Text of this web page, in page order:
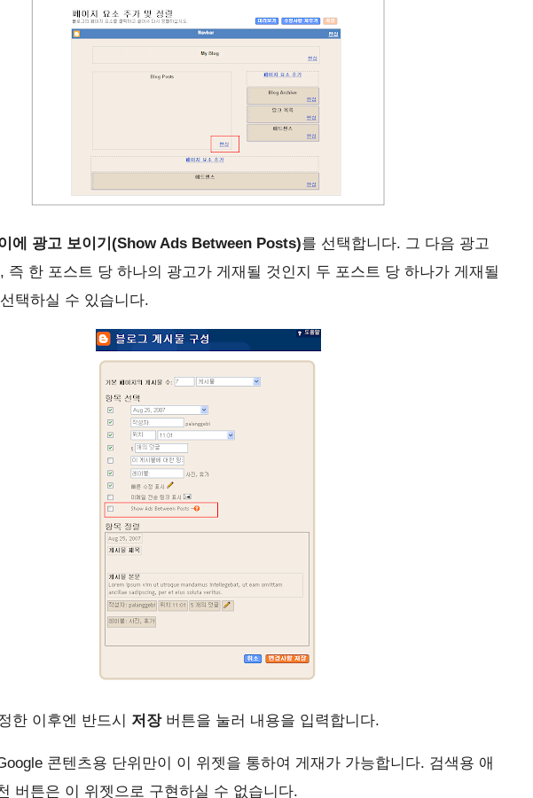
에 광고 보이기(Show Ads Between Posts)를 선택합니다. 그 다음 광고
즉 한 포스트 당 하나의 광고가 게재될 것인지 두 포스트 당 하나가 게재될
택하실 수 있습니다.
한 이후엔 반드시 저장버튼을 눌러 내용을 입력합니다.
콘텐츠용 단위만이 이 위젯을 통하여 게재가 가능합니다. 검색용 애
버튼은 이 위젯으로 구현하실 수 없습니다.